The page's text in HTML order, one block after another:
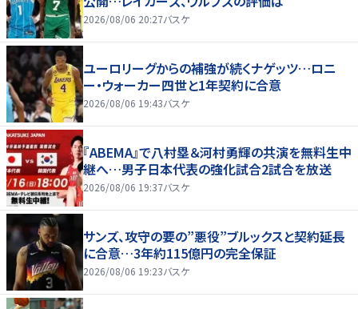
2026/08/06 20:27バスケ
ユーロリーグからの補強が続くナゲッツ…ロニ
ー・ウォーカー四世と1年契約に合意
2026/08/06 19:43バスケ
『ABEMA』で八村塁＆河村勇輝の共演を無料生中
継へ…男子日本代表の強化試合2試合を放送
2026/08/06 19:37バスケ
サンズ、攻守の要の”悪役”ブルックスと契約延長
に合意…3年約115億円の完全保証
2026/08/06 19:23バスケ